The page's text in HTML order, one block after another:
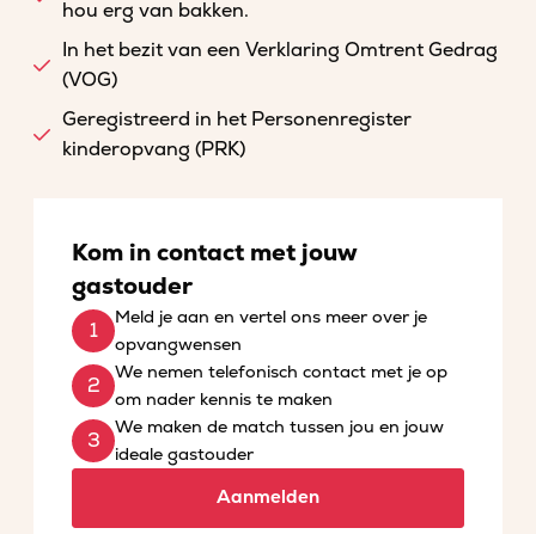
hou erg van bakken.
In het bezit van een Verklaring Omtrent Gedrag
(VOG)
Geregistreerd in het Personenregister
kinderopvang (PRK)
Kom in contact met jouw
gastouder
Meld je aan en vertel ons meer over je
opvangwensen
We nemen telefonisch contact met je op
om nader kennis te maken
We maken de match tussen jou en jouw
ideale gastouder
Aanmelden